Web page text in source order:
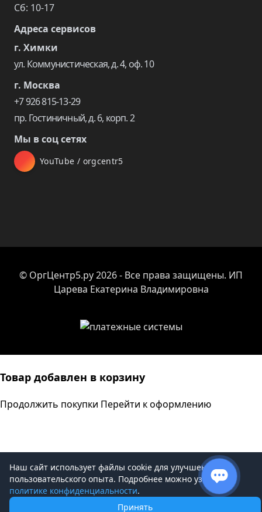
Сб: 10-17
Адреса сервисов
г. Химки
ул. Коммунистическая, д. 4, оф. 10
г. Москва
+7 926 815-13-29
пр. Гостиничный, д. 6, корп. 2
Мы в соц сетях
YouTube / orgcentr5
© ОргЦентр5.ру 2026 - Все права защищены. ИП
Царева Екатерина Владимировна
Товар добавлен в корзину
Продолжить покупки Перейти к оформлению
Наш сайт использует файлы cookie для улучшения
пользовательского опыта. Подробнее можно узнать в
политике конфиденциальности.
Принять